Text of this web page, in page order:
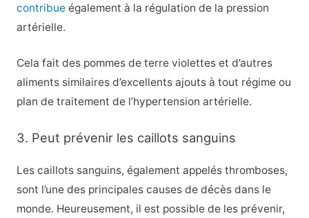
contribueégalement à la régulation de la pression
artérielle.
Cela fait des pommes de terre violettes et d’autres
aliments similaires d’excellents ajouts à tout régime ou
plan de traitement de l’hypertension artérielle.
3. Peut prévenir les caillots sanguins
Les caillots sanguins, également appelés thromboses,
sont l’une des principales causes de décès dans le
monde. Heureusement, il est possible de les prévenir,